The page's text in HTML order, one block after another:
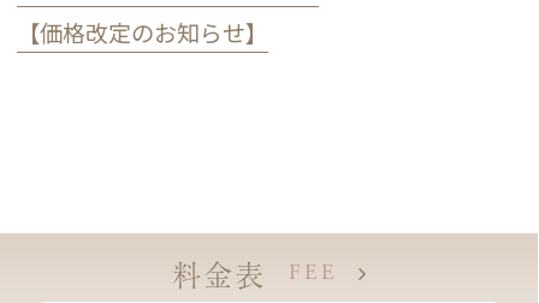
【価格改定のお知らせ】
料金表
FEE